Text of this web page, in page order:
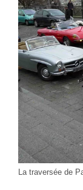
La traversée de